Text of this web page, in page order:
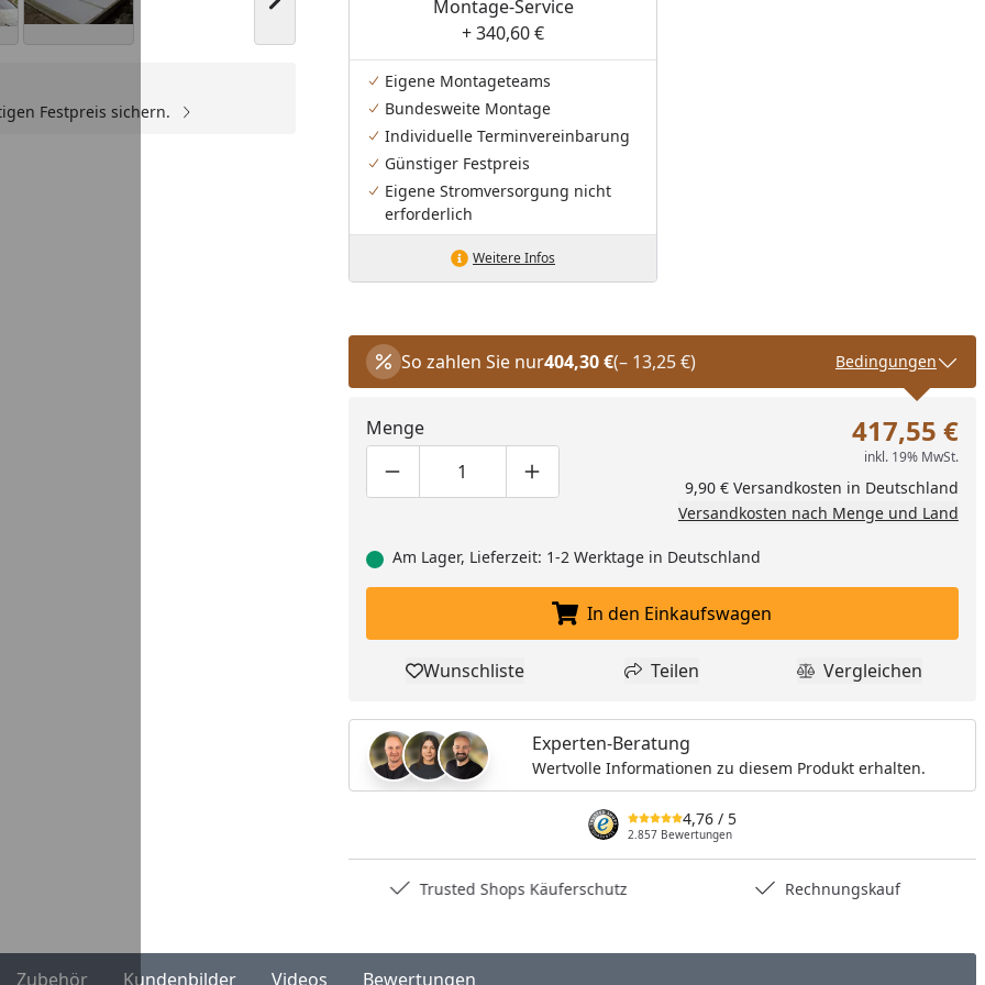
Festpreis sichern.
Montage-Service
+ 340,60 €
Eigene Montageteams
Bundesweite Montage
Individuelle Terminvereinbarung
Günstiger Festpreis
Eigene Stromversorgung nicht
erforderlich
Weitere Infos
So zahlen Sie nur404,30 €(– 13,25 €) Bedingungen
Menge
Produktmenge um eins verringern
Produktmenge manuell eingeben
Produktmenge um eins erhöhen
417,55 €
inkl. 19% MwSt.
9,90 € Versandkosten in Deutschland
Versandkosten nach Menge und Land
Am Lager, Lieferzeit: 1-2 Werktage in Deutschland
In den Einkaufswagen legen
In den Einkaufswagen
Produkt zur Wunschliste hinzufügen
Wunschliste Teilen
Teilen Produkt
Vergleichen
Experten-Beratung
Wertvolle Informationen zu diesem Produkt erhalten.
4,76 / 5
2.857 Bewertungen
Trusted Shops Käuferschutz Rechnungskauf
Zubehör Kundenbilder Videos Bewertungen